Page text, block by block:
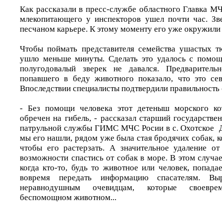
Как рассказали в пресс-службе областного Главка
млекопитающего у инспекторов ушел почти час.
песчаном карьере. К этому моменту его уже
Чтобы поймать представителя семейства ушастых
ушло меньше минуты. Сделать это удалось с
полугодовалый зверек не давался.
попавшего в беду животного показало, что это
Впоследствии специалисты подтвердили
- Без помощи человека этот детеныш морского
обречен на гибель, - рассказал старший
патрульной службы ГИМС МЧС Росии в с. Охотское
мы его нашли, рядом уже была стая бродячих собак,
чтобы его растерзать. А значительное удаление
возможности спастись от собак в море. В этом
когда кто-то, будь то животное или человек,
вовремя передать информацию спасателям.
неравнодушным очевидцам, которые
беспомощном животном...